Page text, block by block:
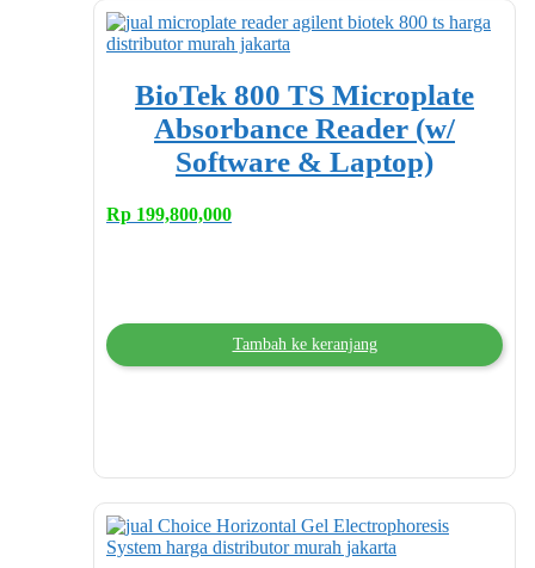
BioTek 800 TS Microplate
Absorbance Reader (w/
Software & Laptop)
Rp 199,800,000
Tambah ke keranjang